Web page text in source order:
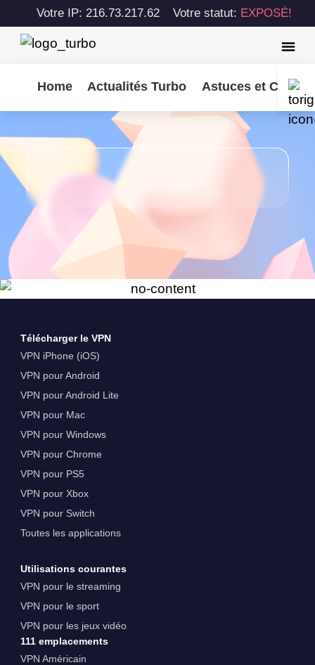
Votre IP: 216.73.217.62 Votre statut: EXPOSÉ!
Home Actualités Turbo Astuces et
Télécharger le VPN
VPN iPhone (iOS)
VPN pour Android
VPN pour Android Lite
VPN pour Mac
VPN pour Windows
VPN pour Chrome
VPN pour PS5
VPN pour Xbox
VPN pour Switch
Toutes les applications
Utilisations courantes
VPN pour le streaming
VPN pour le sport
VPN pour les jeux vidéo
111 emplacements
VPN Américain